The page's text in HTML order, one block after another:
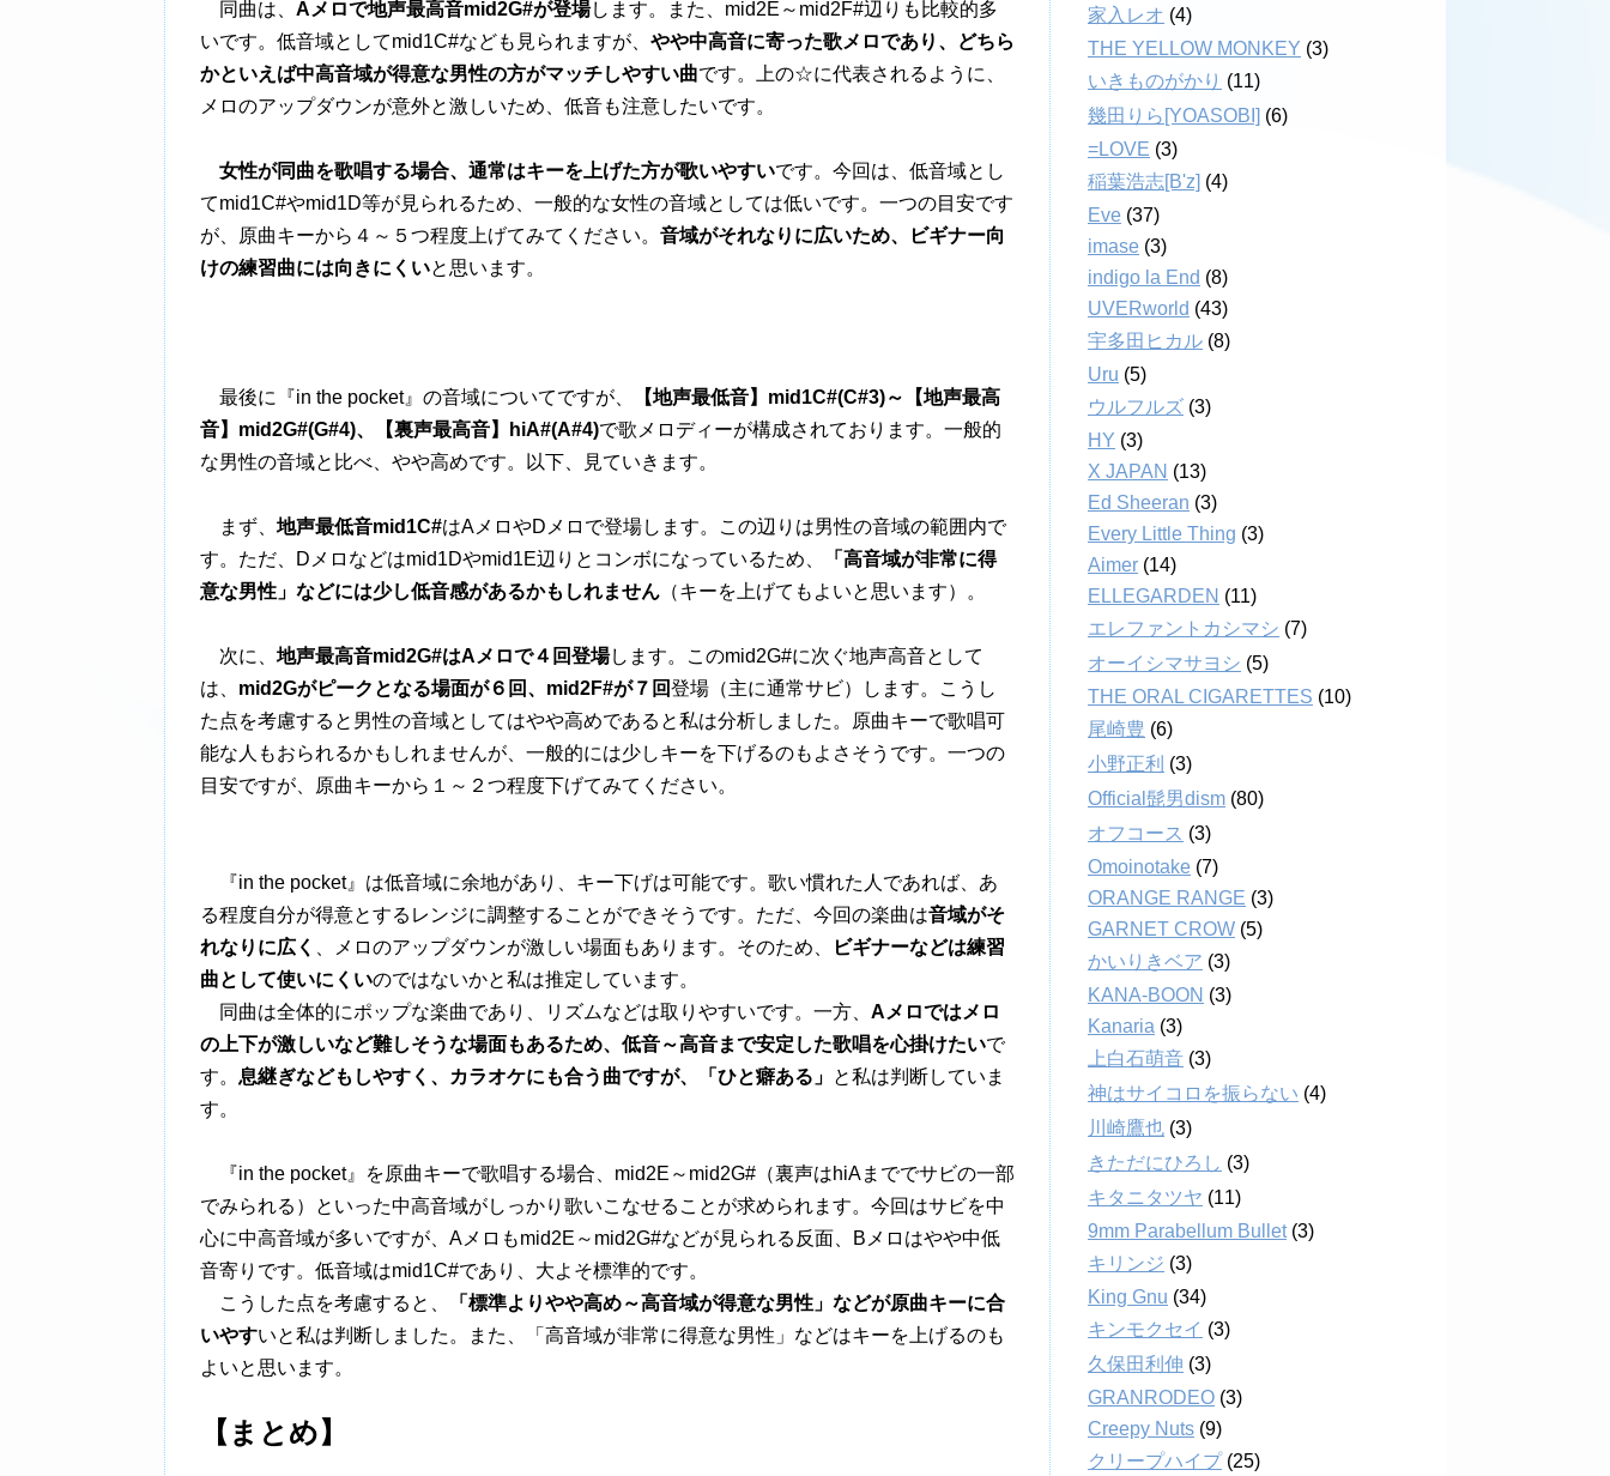
同曲は、 Aメロで地声最高音mid2G#が登場します。また、mid2E～mid2F#辺りも比較的多
いです。低音域としてmid1C#なども見られますが、 やや中高音に寄った歌メロであり、どちら
かといえば中高音域が得意な男性の方がマッチしやすい曲です。上の☆に代表されるように、
メロのアップダウンが意外と激しいため、低音も注意したいです。
女性が同曲を歌唱する場合、通常はキーを上げた方が歌いやすいです。今回は、低音域とし
てmid1C#やmid1D等が見られるため、一般的な女性の音域としては低いです。一つの目安です
が、原曲キーから４～５つ程度上げてみてください。 音域がそれなりに広いため、ビギナー向
けの練習曲には向きにくいと思います。
最後に『in the pocket』の音域についてですが、
【地声最低音】mid1C#(C#3)～【地声最高
音】mid2G#(G#4)、【裏声最高音】hiA#(A#4)で歌メロディーが構成されております。一般的
な男性の音域と比べ、やや高めです。以下、見ていきます。
まず、 地声最低音mid1C#はAメロやDメロで登場します。この辺りは男性の音域の範囲内で
す。ただ、Dメロなどはmid1Dやmid1E辺りとコンボになっているため、
「高音域が非常に得
意な男性」などには少し低音感があるかもしれません （キーを上げてもよいと思います）。
次に、 地声最高音mid2G#はAメロで４回登場します。このmid2G#に次ぐ地声高音として
は、 mid2Gがピークとなる場面が６回、mid2F#が７回登場（主に通常サビ）します。こうし
た点を考慮すると男性の音域としてはやや高めであると私は分析しました。原曲キーで歌唱可
能な人もおられるかもしれませんが、一般的には少しキーを下げるのもよさそうです。一つの
目安ですが、原曲キーから１～２つ程度下げてみてください。
『in the pocket』は低音域に余地があり、キー下げは可能です。歌い慣れた人であれば、あ
る程度自分が得意とするレンジに調整することができそうです。ただ、今回の楽曲は音域がそ
れなりに広く
、メロのアップダウンが激しい場面もあります。そのため、
ビギナーなどは練習
曲として使いにくいのではないかと私は推定しています。
同曲は全体的にポップな楽曲であり、リズムなどは取りやすいです。一方、 Aメロではメロ
の上下が激しいなど難しそうな場面もあるため、低音～高音まで安定した歌唱を心掛けたいで
す。 息継ぎなどもしやすく、カラオケにも合う曲ですが、「ひと癖ある」 と私は判断していま
す。
『in the pocket』を原曲キーで歌唱する場合、mid2E～mid2G#（裏声はhiAまででサビの一部
でみられる）といった中高音域がしっかり歌いこなせることが求められます。今回はサビを中
心に中高音域が多いですが、Aメロもmid2E～mid2G#などが見られる反面、Bメロはやや中低
音寄りです。低音域はmid1C#であり、大よそ標準的です。
こうした点を考慮すると、
「標準よりやや高め～高音域が得意な男性」などが原曲キーに合
いやすいと私は判断しました。また、「高音域が非常に得意な男性」などはキーを上げるのも
よいと思います。
【まとめ】
家入レオ (4)
THE YELLOW MONKEY (3)
いきものがかり (11)
幾田りら[YOASOBI] (6)
=LOVE (3)
稲葉浩志[B'z] (4)
Eve (37)
imase (3)
indigo la End (8)
UVERworld (43)
宇多田ヒカル (8)
Uru (5)
ウルフルズ (3)
HY (3)
X JAPAN (13)
Ed Sheeran (3)
Every Little Thing (3)
Aimer (14)
ELLEGARDEN (11)
エレファントカシマシ (7)
オーイシマサヨシ (5)
THE ORAL CIGARETTES (10)
尾崎豊 (6)
小野正利 (3)
Official髭男dism (80)
オフコース (3)
Omoinotake (7)
ORANGE RANGE (3)
GARNET CROW (5)
かいりきベア (3)
KANA-BOON (3)
Kanaria (3)
上白石萌音 (3)
神はサイコロを振らない (4)
川崎鷹也 (3)
きただにひろし (3)
キタニタツヤ (11)
9mm Parabellum Bullet(3)
キリンジ (3)
King Gnu (34)
キンモクセイ (3)
久保田利伸 (3)
GRANRODEO (3)
Creepy Nuts (9)
クリープハイプ(25)